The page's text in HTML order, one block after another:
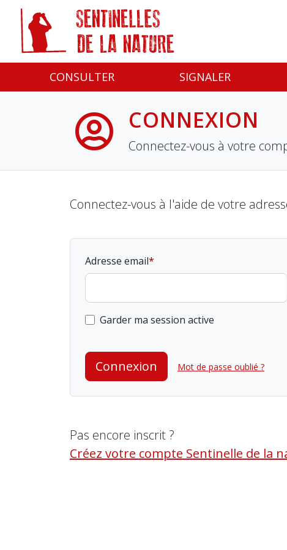
CONSULTER SIGNALER
CONNEXION
Connectez-vous à votre
Connectez-vous à l'aide de votre
Adresse email
Garder ma session active
Connexion Mot de passe oublié ?
Pas encore inscrit ?
Créez votre compte Sentinelle de la
Panneau de gestion des cookies